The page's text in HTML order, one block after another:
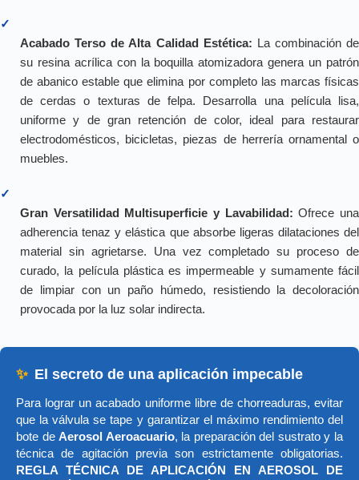
✓
Acabado Terso de Alta Calidad Estética: La combinación de
su resina acrílica con la boquilla atomizadora genera un patrón
de abanico estable que elimina por completo las marcas físicas
de cerdas o texturas de felpa. Desarrolla una película lisa,
uniforme y de gran retención de color, ideal para restaurar
electrodomésticos, bicicletas, piezas de herrería ornamental o
muebles.
✓
Gran Versatilidad Multisuperficie y Lavabilidad: Ofrece una
adherencia tenaz y elástica que absorbe ligeras dilataciones del
material sin agrietarse. Una vez completado su proceso de
curado, la película plástica es impermeable y sumamente fácil
de limpiar con un paño húmedo, resistiendo la decoloración
provocada por la luz solar indirecta.
✨ El secreto de una aplicación impecable
Para lograr un acabado uniforme libre de chorreaduras, evitar
que la válvula se tape y garantizar el máximo rendimiento del
bote deAerosol Aeroacuario, la preparación del sustrato y la
técnica de agitación previa son estrictamente obligatorias.
REGLA TÉCNICA DE APLICACIÓN EN AEROSOL DE